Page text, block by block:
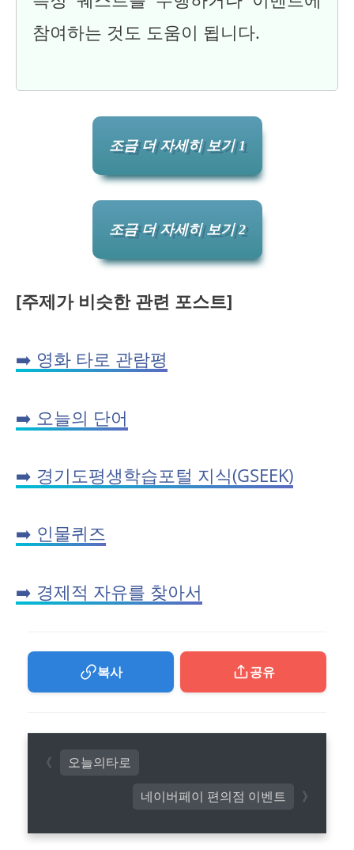
참여하는 것도 도움이 됩니다.
조금 더 자세히 보기 1
조금 더 자세히 보기 2
[주제가 비슷한 관련 포스트]
➡️ 영화 타로 관람평
➡️ 오늘의 단어
➡️ 경기도평생학습포털 지식(GSEEK)
➡️ 인물퀴즈
➡️ 경제적 자유를 찾아서
복사 공유
네이버페이 편의점 이벤트
오늘의타로